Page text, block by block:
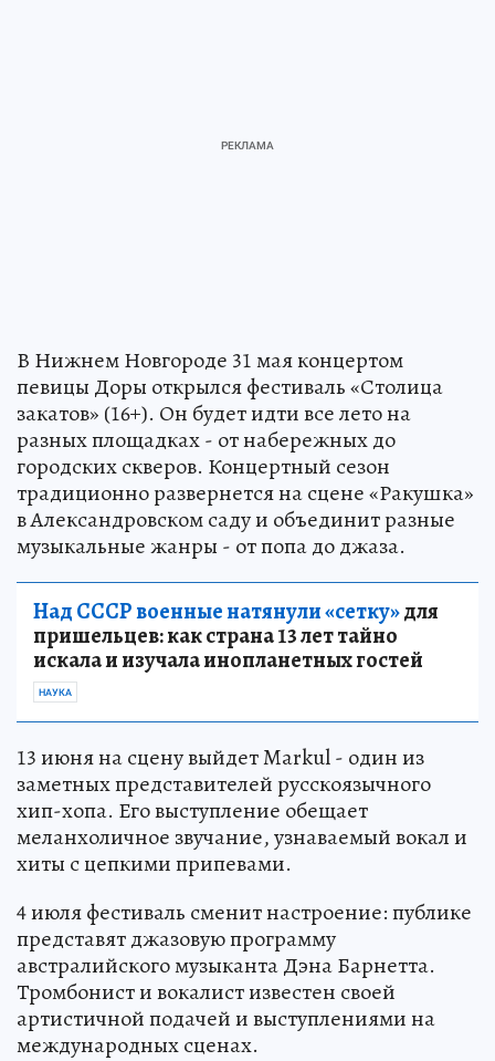
В Нижнем Новгороде 31 мая концертом
певицы Доры открылся фестиваль «Столица
закатов» (16+). Он будет идти все лето на
разных площадках - от набережных до
городских скверов. Концертный сезон
традиционно развернется на сцене «Ракушка»
в Александровском саду и объединит разные
музыкальные жанры - от попа до джаза.
Над СССР военные натянули «сетку»для
пришельцев: как страна 13 лет тайно
искала и изучала инопланетных гостей
НАУКА
13 июня на сцену выйдет Markul - один из
заметных представителей русскоязычного
хип-хопа. Его выступление обещает
меланхоличное звучание, узнаваемый вокал и
хиты с цепкими припевами.
4 июля фестиваль сменит настроение: публике
представят джазовую программу
австралийского музыканта Дэна Барнетта.
Тромбонист и вокалист известен своей
артистичной подачей и выступлениями на
международных сценах.